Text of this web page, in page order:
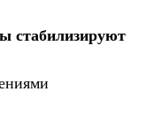
стабилизируют